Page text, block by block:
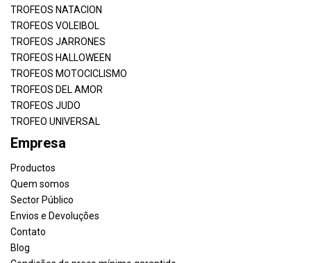
TROFEOS NATACION
TROFEOS VOLEIBOL
TROFEOS JARRONES
TROFEOS HALLOWEEN
TROFEOS MOTOCICLISMO
TROFEOS DEL AMOR
TROFEOS JUDO
TROFEO UNIVERSAL
Empresa
Productos
Quem somos
Sector Público
Envios e Devoluções
Contato
Blog